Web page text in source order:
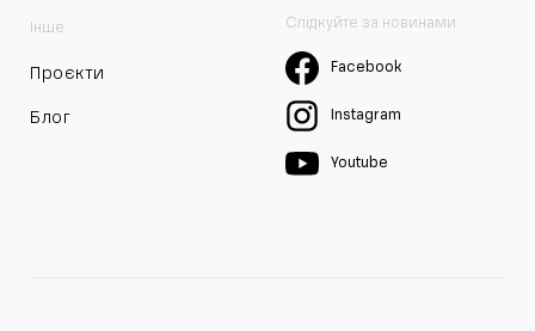
Інше
Проєкти
Блог
Слідкуйте за новинами
Facebook
Instagram
Youtube